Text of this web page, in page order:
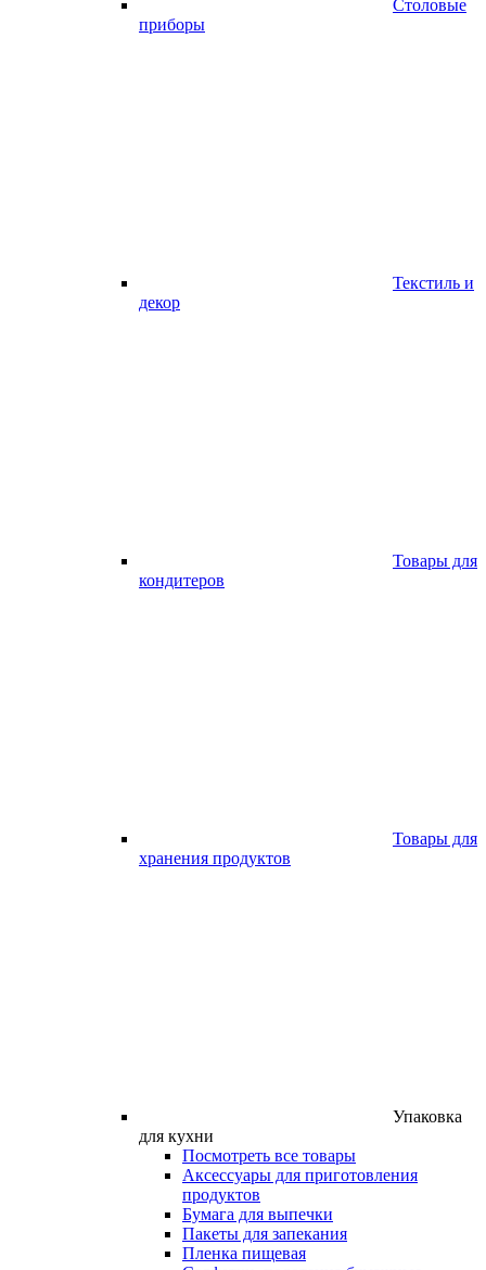
Столовые
приборы
Текстиль и
декор
Товары для
кондитеров
Товары для
хранения продуктов
Упаковка
для кухни
Посмотреть все товары
Аксессуары для приготовления
продуктов
Бумага для выпечки
Пакеты для запекания
Пленка пищевая